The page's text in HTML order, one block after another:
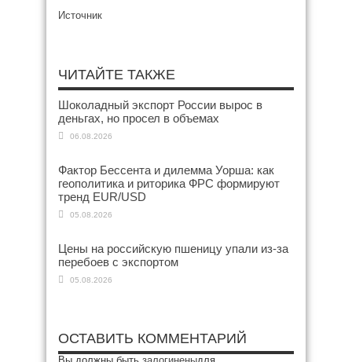
Источник
ЧИТАЙТЕ ТАКЖЕ
Шоколадный экспорт России вырос в
деньгах, но просел в объемах
06.08.2026
Фактор Бессента и дилемма Уорша: как
геополитика и риторика ФРС формируют
тренд EUR/USD
05.08.2026
Цены на российскую пшеницу упали из-за
перебоев с экспортом
05.08.2026
ОСТАВИТЬ КОММЕНТАРИЙ